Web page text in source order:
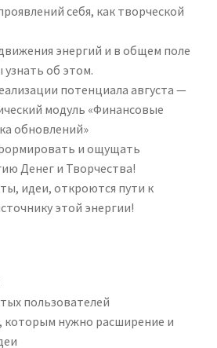
себя, как творческой
энергий и в общем поле
об этом.
потенциала августа —
модуль «Финансовые
обновлений»
и ощущать
Денег и Творчества!
идеи, откроются пути к
этой энергии!
пользователей
которым нужно расширение и